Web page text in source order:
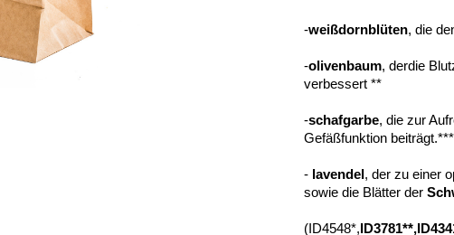
-weißdornblüten, die
-olivenbaum, derdie
verbessert **
-schafgarbe, die zur
Gefäßfunktion beiträgt.***
- lavendel, der zu einer
sowie die Blätter der
(ID4548*,